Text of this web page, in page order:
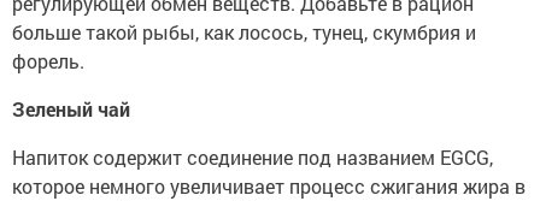
больше такой рыбы, как лосось, тунец, скумбрия и
форель.
Зеленый чай
Напиток содержит соединение под названием EGCG,
которое немного увеличивает процесс сжигания жира в